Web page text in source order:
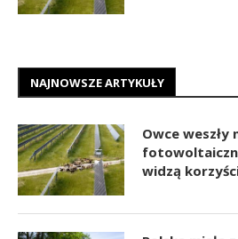
NAJNOWSZE ARTYKUŁY
Owce weszły
widzą